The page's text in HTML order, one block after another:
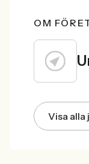
OM
Visa alla